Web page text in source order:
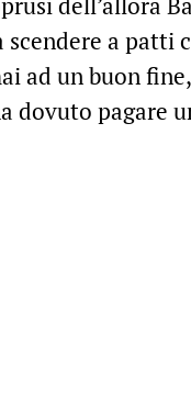
scendere a patti
ad un buon
dovuto pagare